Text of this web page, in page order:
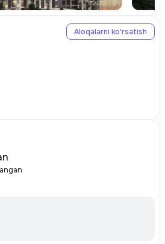
Aloqalarni ko'rsatish